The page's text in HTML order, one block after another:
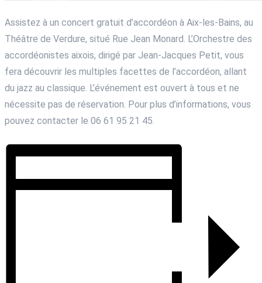
Assistez à un concert gratuit d’accordéon à Aix-les-Bains, au
Théâtre de Verdure, situé Rue Jean Monard. L’Orchestre des
accordéonistes aixois, dirigé par Jean-Jacques Petit, vous
fera découvrir les multiples facettes de l’accordéon, allant
du jazz au classique. L’événement est ouvert à tous et ne
nécessite pas de réservation. Pour plus d’informations, vous
pouvez contacter le 06 61 95 21 45.